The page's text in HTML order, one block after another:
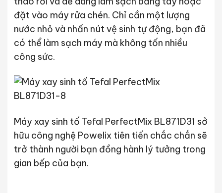
đặt vào máy rửa chén. Chỉ cần một lượng
nước nhỏ và nhấn nút vệ sinh tự động, bạn đã
có thể làm sạch máy mà không tốn nhiều
công sức.
Máy xay sinh tố Tefal PerfectMix BL871D31 sở
hữu công nghệ Powelix tiên tiến chắc chắn sẽ
trở thành người bạn đồng hành lý tưởng trong
gian bếp của bạn.